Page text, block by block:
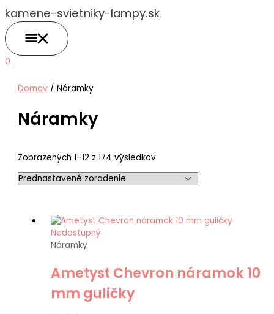
na
obsah
kamene-svietniky-lampy.sk
0
Domov / Náramky
Náramky
Zobrazených 1–12 z 174 výsledkov
Nedostupný
Náramky
Ametyst Chevron náramok 10
mm guličky